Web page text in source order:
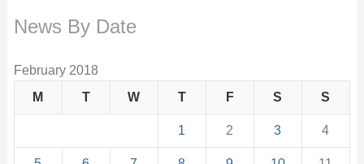
News By Date
February 2018
M
T W T F S S
1 2 3 4